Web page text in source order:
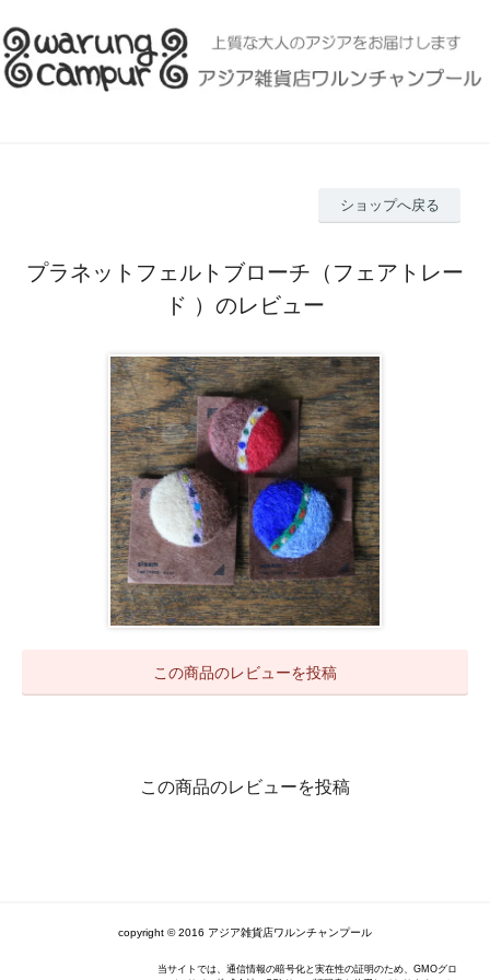
ショップへ戻る
プラネットフェルトブローチ（フェアトレー
ド ）のレビュー
この商品のレビューを投稿
この商品のレビューを投稿
copyright © 2016 アジア雑貨店ワルンチャンプール
当サイトでは、通信情報の暗号化と実在性の証明のため、GMOグロ